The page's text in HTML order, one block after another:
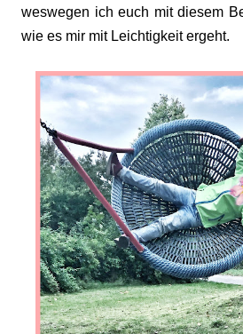
weswegen ich euch mit diesem
wie es mir mit Leichtigkeit ergeht.